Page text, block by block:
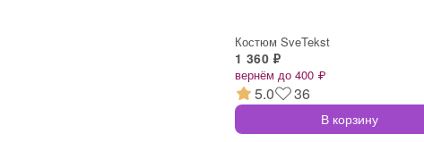
Костюм SveTekst
1 360 ₽
вернём до 400 ₽
5.0 36
В корзину